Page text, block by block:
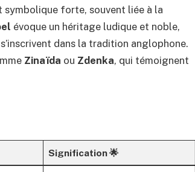
symbolique forte, souvent liée à la
évoque un héritage ludique et noble,
s’inscrivent dans la tradition anglophone.
Zinaïda ou Zdenka, qui témoignent
Signification 🌟